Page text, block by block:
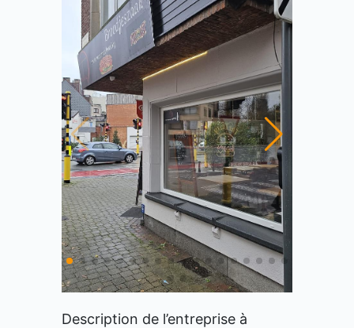
Description de l’entreprise à